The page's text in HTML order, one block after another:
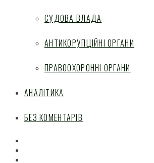
СУДОВА ВЛАДА
АНТИКОРУПЦІЙНІ ОРГАНИ
ПРАВООХОРОННІ ОРГАНИ
АНАЛІТИКА
БЕЗ КОМЕНТАРІВ